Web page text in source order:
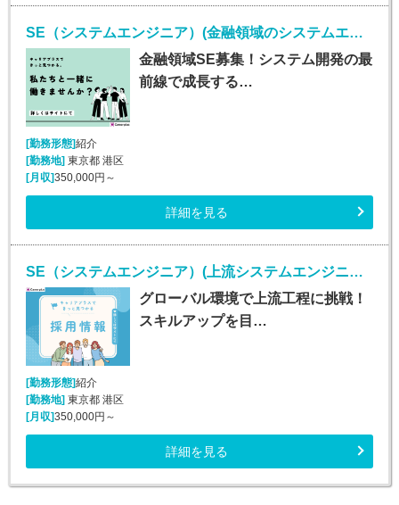
SE（システムエンジニア）(金融領域のシステムエンジニア/正社員)
金融領域SE募集！システム開発の最
前線で成長する…
[勤務形態]紹介
[勤務地] 東京都 港区
[月収]350,000円～
詳細を見る
SE（システムエンジニア）(上流システムエンジニア/随時入社/正社員)
グローバル環境で上流工程に挑戦！
スキルアップを目…
[勤務形態]紹介
[勤務地]東京都 港区
[月収]350,000円～
詳細を見る